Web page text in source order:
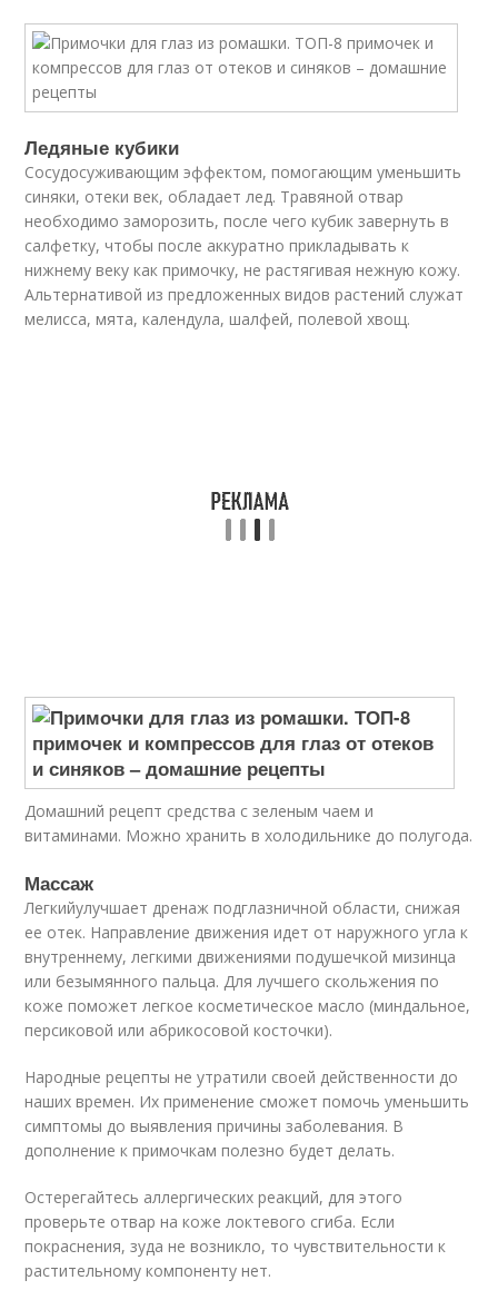
Ледяные кубики
Сосудосуживающим эффектом, помогающим уменьшить
синяки, отеки век, обладает лед. Травяной отвар
необходимо заморозить, после чего кубик завернуть в
салфетку, чтобы после аккуратно прикладывать к
нижнему веку как примочку, не растягивая нежную кожу.
Альтернативой из предложенных видов растений служат
мелисса, мята, календула, шалфей, полевой хвощ.
Домашний рецепт средства с зеленым чаем и
витаминами. Можно хранить в холодильнике до полугода.
Массаж
Легкийулучшает дренаж подглазничной области, снижая
ее отек. Направление движения идет от наружного угла к
внутреннему, легкими движениями подушечкой мизинца
или безымянного пальца. Для лучшего скольжения по
коже поможет легкое косметическое масло (миндальное,
персиковой или абрикосовой косточки).
Народные рецепты не утратили своей действенности до
наших времен. Их применение сможет помочь уменьшить
симптомы до выявления причины заболевания. В
дополнение к примочкам полезно будет делать.
Остерегайтесь аллергических реакций, для этого
проверьте отвар на коже локтевого сгиба. Если
покраснения, зуда не возникло, то чувствительности к
растительному компоненту нет.